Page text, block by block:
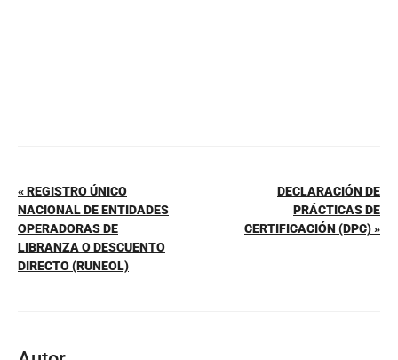
« REGISTRO ÚNICO
NACIONAL DE ENTIDADES
OPERADORAS DE
LIBRANZA O DESCUENTO
DIRECTO (RUNEOL)
DECLARACIÓN DE
PRÁCTICAS DE
CERTIFICACIÓN (DPC) »